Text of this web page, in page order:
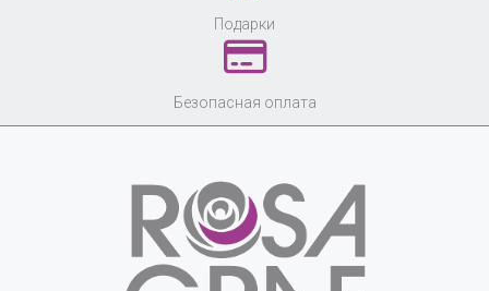
Подарки
Безопасная оплата